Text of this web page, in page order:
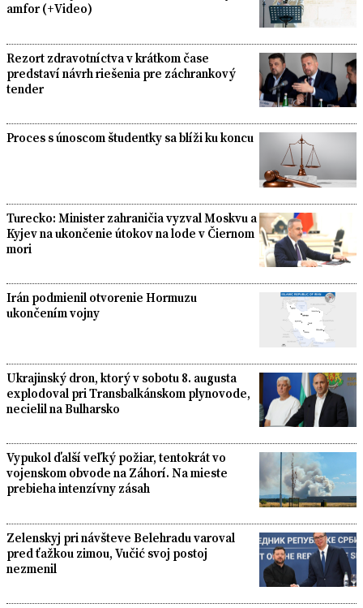
amfor (+Video)
Rezort zdravotníctva v krátkom čase
predstaví návrh riešenia pre záchrankový
tender
Proces s únoscom študentky sa blíži ku koncu
Turecko: Minister zahraničia vyzval Moskvu a
Kyjev na ukončenie útokov na lode v Čiernom
mori
Irán podmienil otvorenie Hormuzu
ukončením vojny
Ukrajinský dron, ktorý v sobotu 8. augusta
explodoval pri Transbalkánskom plynovode,
necielil na Bulharsko
Vypukol ďalší veľký požiar, tentokrát vo
vojenskom obvode na Záhorí. Na mieste
prebieha intenzívny zásah
Zelenskyj pri návšteve Belehradu varoval
pred ťažkou zimou, Vučić svoj postoj
nezmenil